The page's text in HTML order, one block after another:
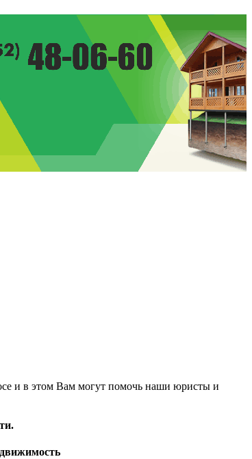
и в этом Вам могут помочь наши юристы и